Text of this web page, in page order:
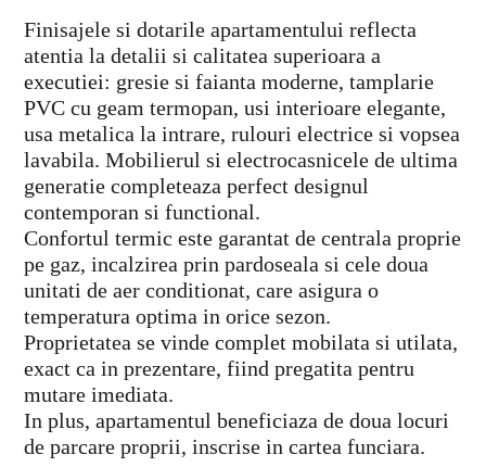
Finisajele si dotarile apartamentului reflecta
atentia la detalii si calitatea superioara a
executiei: gresie si faianta moderne, tamplarie
PVC cu geam termopan, usi interioare elegante,
usa metalica la intrare, rulouri electrice si vopsea
lavabila. Mobilierul si electrocasnicele de ultima
generatie completeaza perfect designul
contemporan si functional.
Confortul termic este garantat de centrala proprie
pe gaz, incalzirea prin pardoseala si cele doua
unitati de aer conditionat, care asigura o
temperatura optima in orice sezon.
Proprietatea se vinde complet mobilata si utilata,
exact ca in prezentare, fiind pregatita pentru
mutare imediata.
In plus, apartamentul beneficiaza de doua locuri
de parcare proprii, inscrise in cartea funciara.